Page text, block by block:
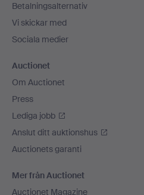
Betalningsalternativ
Vi skickar med
Sociala medier
Auctionet
Om Auctionet
Press
Lediga jobb
Anslut ditt auktionshus
Auctionets garanti
Mer från Auctionet
Auctionet Magazine